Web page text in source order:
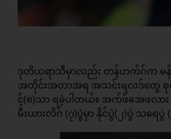
ဒုတိယရာသီမှာလည်း တန်ဟက်ဂ်က မန်
အတိုင်းအတာအရ အသင်းရလဒ်တွေ စုတ်
င့်(၈)သာ ရခဲ့ပါတယ်။ အက်ဖ်အေဖလာ
မီးယားလိဂ် (၇)ပွဲမှာ နိုင်ပွဲ(၂)ပွဲ သရေ